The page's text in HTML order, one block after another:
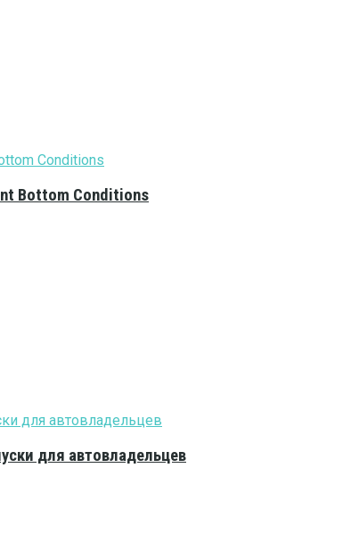
Bottom Conditions
для автовладельцев